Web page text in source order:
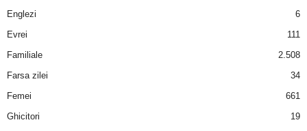
Englezi
6
Evrei
111
Familiale
2.508
Farsa zilei
34
Femei
661
Ghicitori
19